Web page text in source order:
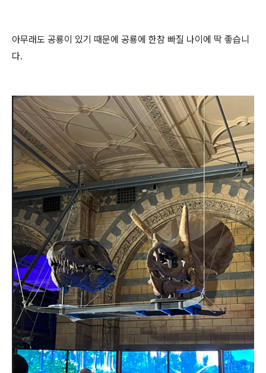
아무래도 공룡이 있기 때문에 공룡에 한참 빠질 나이에 딱 좋습니
다.